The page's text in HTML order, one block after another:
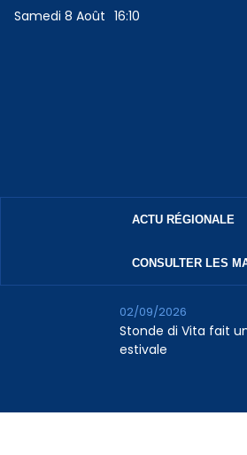
Samedi 8 Août 16:10
ACTU RÉGIONALE
CONSULTER LES
Stonde di Vita fait
estivale
02/09/2026